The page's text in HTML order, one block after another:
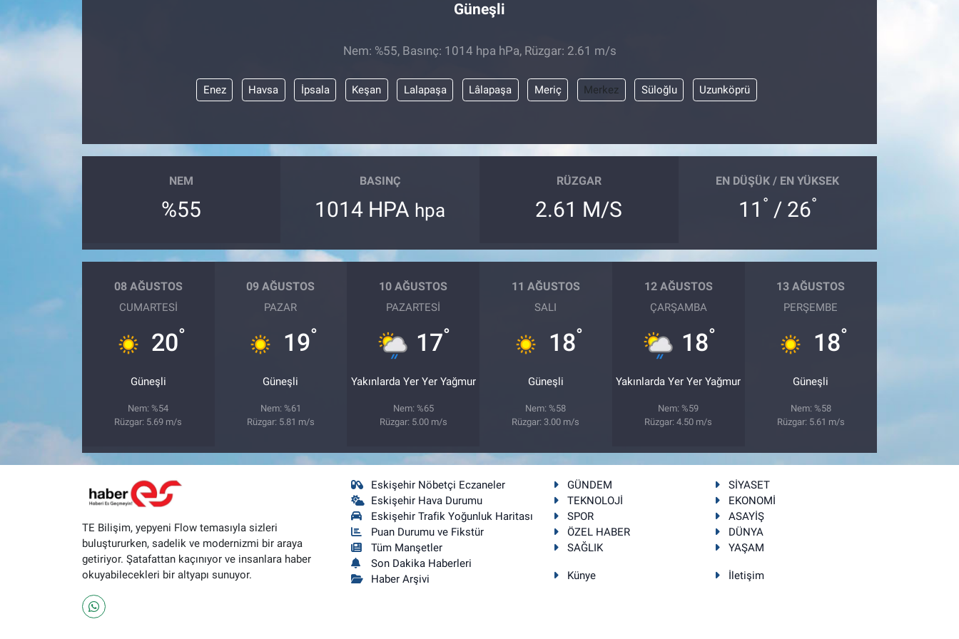
Güneşli
Nem: %55, Basınç: 1014 hpa hPa, Rüzgar: 2.61 m/s
Enez Havsa İpsala Keşan Lalapaşa Lâlapaşa Meriç Merkez Süloğlu Uzunköprü
NEM
%55
BASINÇ
1014 HPA hpa
RÜZGAR
2.61 M/S
EN DÜŞÜK / EN YÜKSEK
11 ° / 26°
08 AĞUSTOS
CUMARTESI
20°
Güneşli
Nem: %54
Rüzgar: 5.69 m/s
09 AĞUSTOS
PAZAR
19°
Güneşli
Nem: %61
Rüzgar: 5.81 m/s
10 AĞUSTOS
PAZARTESI
17°
Yakınlarda Yer Yer Yağmur
Nem: %65
Rüzgar: 5.00 m/s
11 AĞUSTOS
SALI
18°
Güneşli
Nem: %58
Rüzgar: 3.00 m/s
12 AĞUSTOS
ÇARŞAMBA
18°
Yakınlarda Yer Yer Yağmur
Nem: %59
Rüzgar: 4.50 m/s
13 AĞUSTOS
PERŞEMBE
18°
Güneşli
Nem: %58
Rüzgar: 5.61 m/s
TE Bilişim, yepyeni Flow temasıyla sizleri
buluştururken, sadelik ve modernizmi bir araya
getiriyor. Şatafattan kaçınıyor ve insanlara haber
okuyabilecekleri bir altyapı sunuyor.
Eskişehir Nöbetçi Eczaneler
Eskişehir Hava Durumu
Eskişehir Trafik Yoğunluk Haritası
Puan Durumu ve Fikstür
Tüm Manşetler
Son Dakika Haberleri
Haber Arşivi
GÜNDEM
SİYASET
TEKNOLOJİ
EKONOMİ
SPOR
ASAYİŞ
ÖZEL HABER
DÜNYA
SAĞLIK
YAŞAM
Künye İletişim
ASAYİŞ